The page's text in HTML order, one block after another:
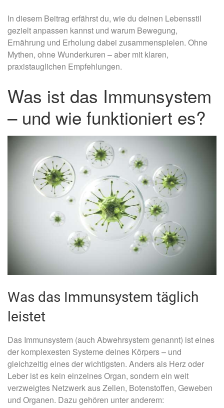
In diesem Beitrag erfährst du, wie du deinen Lebensstil
gezielt anpassen kannst und warum Bewegung,
Ernährung und Erholung dabei zusammenspielen. Ohne
Mythen, ohne Wunderkuren – aber mit klaren,
praxistauglichen Empfehlungen.
Was ist das Immunsystem
– und wie funktioniert es?
Was das Immunsystem täglich
leistet
Das Immunsystem (auch Abwehrsystem genannt) ist eines
der komplexesten Systeme deines Körpers – und
gleichzeitig eines der wichtigsten. Anders als Herz oder
Leber ist es kein einzelnes Organ, sondern ein weit
verzweigtes Netzwerk aus Zellen, Botenstoffen, Geweben
und Organen. Dazu gehören unter anderem: